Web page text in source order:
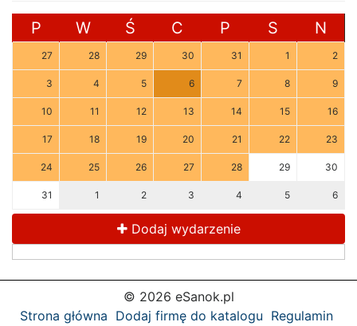
P W Ś C P S N
27 28 29 30 31 1 2
3 4 5 6 7 8 9
10 11 12 13 14 15 16
17 18 19 20 21 22 23
24 25 26 27 28 29 30
31 1 2 3 4 5 6
Dodaj wydarzenie
© 2026 eSanok.pl
Strona główna Dodaj firmę do katalogu Regulamin